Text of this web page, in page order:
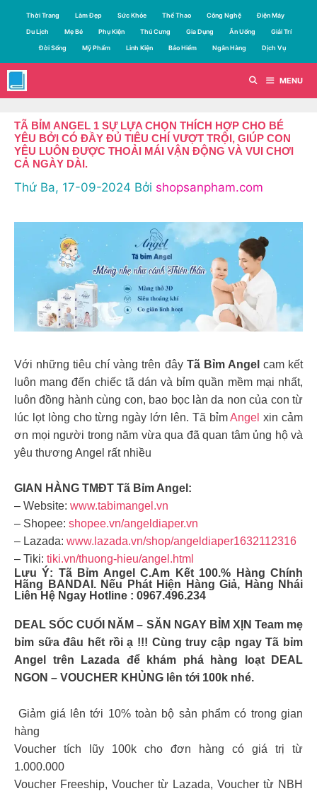
dung
Thời Trang Làm Đẹp Sức Khỏe Thể Thao Công Nghệ Điện Máy
Du Lịch Mẹ Bé Phụ Kiện Thú Cưng Gia Dụng Ăn Uống Giải Trí
Đời Sống Mỹ Phẩm Linh Kiện Bảo Hiểm Ngân Hàng Dịch Vụ
MENU
TÃ BỈM ANGEL 1 SỰ LỰA CHỌN THÍCH HỢP CHO BÉ
YÊU BỞI CÓ ĐẦY ĐỦ TIÊU CHÍ VƯỢT TRỘI, GIÚP CON
YÊU LUÔN ĐƯỢC THOẢI MÁI VẬN ĐỘNG VÀ VUI CHƠI
CẢ NGÀY DÀI.
Thứ Ba, 17-09-2024 Bởi shopsanpham.com
Với những tiêu chí vàng trên đây Tã Bỉm Angel cam kết
luôn mang đến chiếc tã dán và bỉm quần mềm mại nhất,
luôn đồng hành cùng con, bao bọc làn da non của con từ
lúc lọt lòng cho từng ngày lớn lên. Tã bỉmAngel xin cảm
ơn mọi người trong năm vừa qua đã quan tâm ủng hộ và
yêu thương Angel rất nhiều
GIAN HÀNG TMĐT Tã Bỉm Angel:
– Website: www.tabimangel.vn
– Shopee: shopee.vn/angeldiaper.vn
– Lazada: www.lazada.vn/shop/angeldiaper1632112316
– Tiki: tiki.vn/thuong-hieu/angel.html
Lưu Ý: Tã Bỉm AngelC.am Kết 100.% Hàng Chính
Hãng BANDAI. Nếu Phát Hiện Hàng Giả, Hàng Nhái
Liên Hệ Ngay Hotline : 0967.496.234
DEAL SỐC CUỐI NĂM – SĂN NGAY BỈM XỊN ️Team mẹ
bỉm sữa đâu hết rồi ạ !!! Cùng truy cập ngay Tã bỉm
Angel trên Lazada để khám phá hàng loạt DEAL
NGON – VOUCHER KHỦNG lên tới 100k nhé.
️ Giảm giá lên tới 10% toàn bộ sản phẩm có trong gian
hàng
Voucher tích lũy 100k cho đơn hàng có giá trị từ
1.000.000
Voucher Freeship, Voucher từ Lazada, Voucher từ NBH